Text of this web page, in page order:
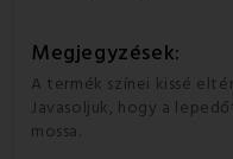
Megjegyzések:
A termék színei kissé
Javasoljuk, hogy a
mossa.